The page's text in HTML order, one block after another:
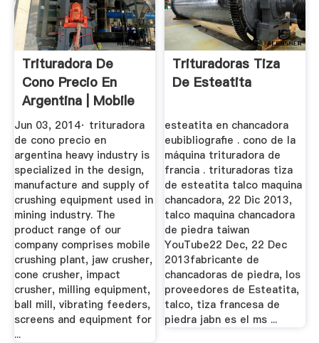
Trituradora De
Cono Precio En
Argentina | Mobile
Crushers ...
Jun 03, 2014· trituradora
de cono precio en
argentina heavy industry is
specialized in the design,
manufacture and supply of
crushing equipment used in
mining industry. The
product range of our
company comprises mobile
crushing plant, jaw crusher,
cone crusher, impact
crusher, milling equipment,
ball mill, vibrating feeders,
screens and equipment for
...
Trituradoras Tiza
De Esteatita
esteatita en chancadora
eubibliografie . cono de la
máquina trituradora de
francia . trituradoras tiza
de esteatita talco maquina
chancadora, 22 Dic 2013,
talco maquina chancadora
de piedra taiwan
YouTube22 Dec, 22 Dec
2013fabricante de
chancadoras de piedra, los
proveedores de Esteatita,
talco, tiza francesa de
piedra jabn es el ms ...